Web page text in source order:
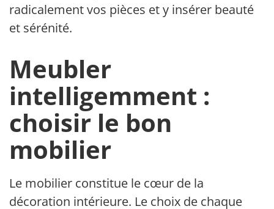
radicalement vos pièces et y insérer beauté
et sérénité.
Meubler
intelligemment :
choisir le bon
mobilier
Le mobilier constitue le cœur de la
décoration intérieure. Le choix de chaque